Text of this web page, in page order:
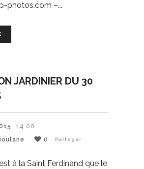
photos.com –
JARDINIER DU 30
14:00
0 Partager
à la Saint Ferdinand que le